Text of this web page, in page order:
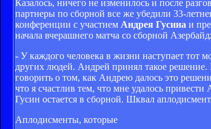
Казалось, ничего не изменилось и после
партнеры по сборной все же убедили 33-
конференции с участием Андрея Гусина и
начала вчерашнего матча со сборной
- У каждого человека в жизни наступает тот
других людей. Андрей принял такое
говорить о том, как Андрею далось это
что я счастлив тем, что мне удалось
Гусин остается в сборной. Шквал
Аплодисменты, которые